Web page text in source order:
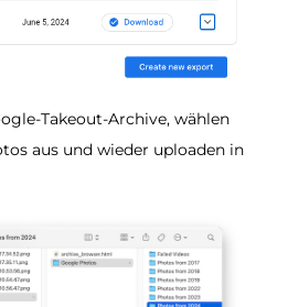
Takeout-Archive, wählen
aus und wieder uploaden in